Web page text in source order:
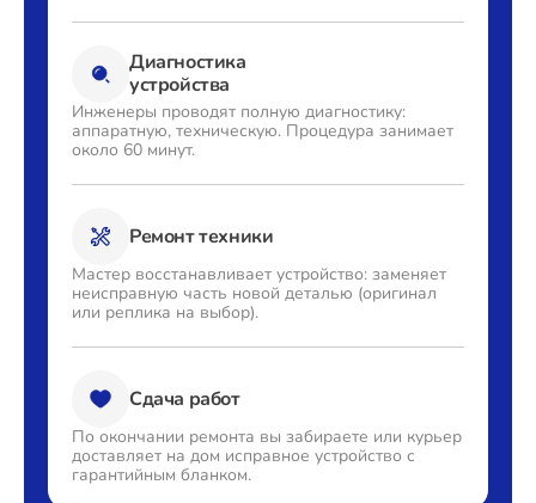
Диагностика
устройства
Инженеры проводят полную диагностику:
аппаратную, техническую. Процедура занимает
около 60 минут.
Ремонт техники
Мастер восстанавливает устройство: заменяет
неисправную часть новой деталью (оригинал
или реплика на выбор).
Сдача работ
По окончании ремонта вы забираете или курьер
доставляет на дом исправное устройство с
гарантийным бланком.